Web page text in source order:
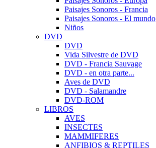
Paisajes Sonoros - Francia
Paisajes Sonoros - El mundo
Niños
DVD
DVD
Vida Silvestre de DVD
DVD - Francia Sauvage
DVD - en otra parte...
Aves de DVD
DVD - Salamandre
DVD-ROM
LIBROS
AVES
INSECTES
MAMMIFERES
ANFIBIOS & REPTILES